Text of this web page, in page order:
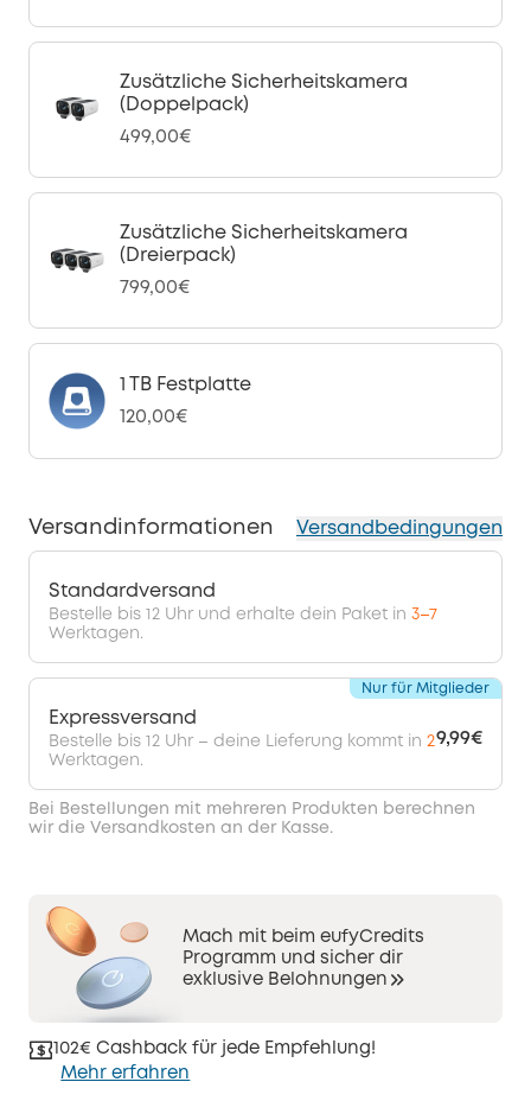
Zusätzliche Sicherheitskamera
(Doppelpack)
499,00€
Zusätzliche Sicherheitskamera
(Dreierpack)
799,00€
1 TB Festplatte
120,00€
Versandinformationen Versandbedingungen
Standardversand
Bestelle bis 12 Uhr und erhalte dein Paket in 3–7
Werktagen.
Expressversand
Bestelle bis 12 Uhr – deine Lieferung kommt in 2
Werktagen.
9,99€
Nur für Mitglieder
Bei Bestellungen mit mehreren Produkten berechnen
wir die Versandkosten an der Kasse.
Mach mit beim eufyCredits
Programm und sicher dir
exklusive Belohnungen
102€ Cashback für jede Empfehlung!
Mehr erfahren